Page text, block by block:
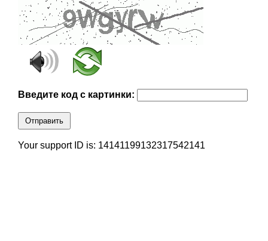
Введите код с картинки:
Отправить
Your support ID is: 14141199132317542141